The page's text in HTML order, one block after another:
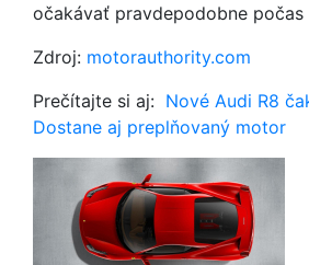
očakávať pravdepodobne počas
Zdroj: motorauthority.com
Prečítajte si aj: Nové Audi R8
Dostane aj preplňovaný motor